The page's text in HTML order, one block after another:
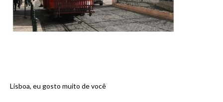
Navegación
Lisboa, eu gosto muito de você